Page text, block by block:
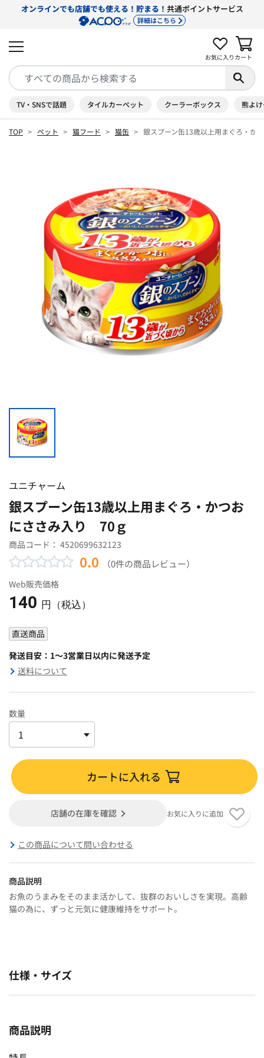
オンラインでも店舗でも使える！貯まる！ 共通ポイントサービス
詳細はこちら
お気に入り カート
TV・SNSで話題 タイルカーペット クーラーボックス 熊よ
TOP ペット 猫フード 猫缶 銀スプーン缶13歳以上用まぐろ・か
ユニチャーム
銀スプーン缶13歳以上用まぐろ・かつお
にささみ入り 70ｇ
商品コード： 4520699632123
0.0 （0件の商品レビュー）
Web販売価格
140 円（税込）
直送商品
発送目安：1～3営業日以内に発送予定
送料について
数量
カートに入れる
店舗の在庫を確認 お気に入りに追加
この商品について問い合わせる
商品説明
お魚のうまみをそのまま活かして、抜群のおいしさを実現。高齢
猫の為に、ずっと元気に健康維持をサポート。
仕様・サイズ
商品説明